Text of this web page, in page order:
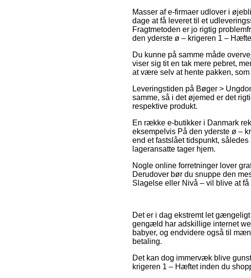
Masser af e-firmaer udlover i
dage at få leveret til et
Fragtmetoden er jo rigtig
den yderste ø – krigeren 1 –
Du kunne på samme måde
viser sig tit en tak mere pebret,
at være selv at hente pakken,
Leveringstiden på Bøger >
samme, så i det øjemed er det
respektive produkt.
En række e-butikker i Danmark
eksempelvis På den yderste ø –
end et fastslået tidspunkt,
lageransatte tager hjem.
Nogle online forretninger lover
Derudover bør du snuppe den
Slagelse eller Nivå – vil blive at
Det er i dag ekstremt let
gengæld har adskillige internet
babyer, og endvidere også til
betaling.
Det kan dog immervæk blive
krigeren 1 – Hæftet inden du